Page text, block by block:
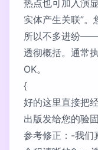
热点也可加入演
实体产生关联”。
所以不多进纷——
透彻概括。通常
OK。
{
好的这里直接把
出版发给您的验
参考修正：-我们